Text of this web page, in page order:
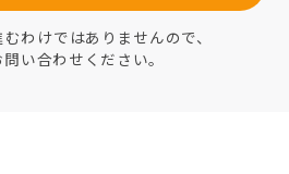
わけではありませんので、
い合わせください。